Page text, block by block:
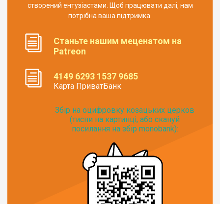
створений ентузіастами. Щоб працювати далі, нам
потрібна ваша підтримка.
Станьте нашим меценатом на
Patreon
4149 6293 1537 9685
Карта ПриватБанк
Збір на оцифровку козацьких церков
(тисни на картинці, або скануй
посилання на збір monobank):